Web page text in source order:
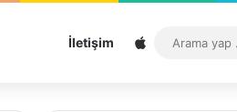
İletişim Sitemap